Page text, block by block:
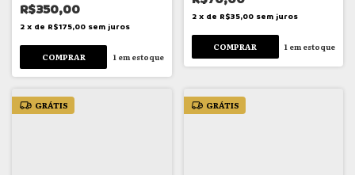
R$350,00
2 x de R$175,00 sem juros
1 em estoque
2 x de R$35,00 sem juros
1 em estoque
GRÁTIS GRÁTIS